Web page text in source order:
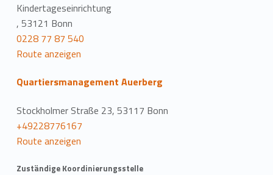
Kindertageseinrichtung
, 53121 Bonn
0228 77 87 540
Route anzeigen
Quartiersmanagement Auerberg
Stockholmer Straße 23, 53117 Bonn
+49228776167
Route anzeigen
Zuständige Koordinierungsstelle